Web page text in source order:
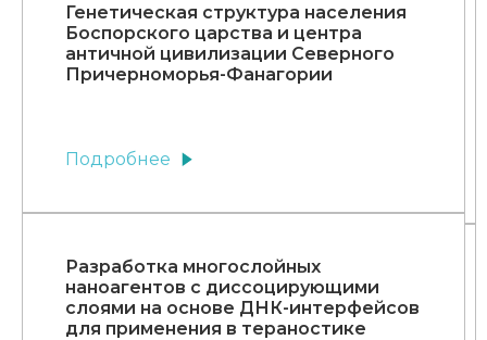
Генетическая структура населения
Боспорского царства и центра
античной цивилизации Северного
Причерноморья-Фанагории
Подробнее
Разработка многослойных
наноагентов с диссоцирующими
слоями на основе ДНК-интерфейсов
для применения в тераностике